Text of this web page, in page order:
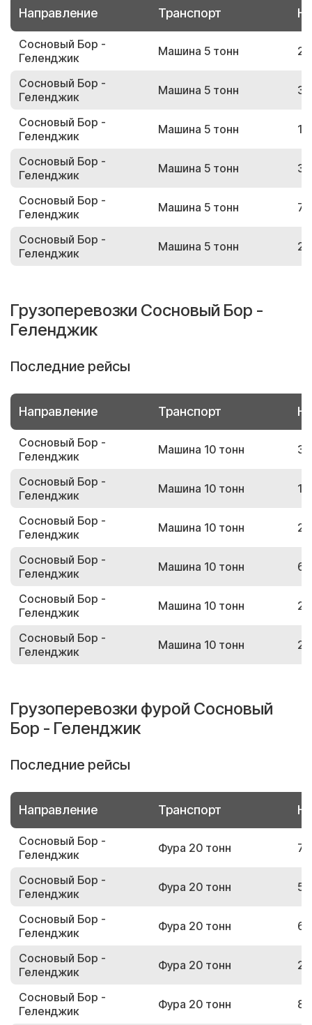
Направление Транспорт
Сосновый Бор -
Геленджик
Машина 5 тонн
Сосновый Бор -
Геленджик
Машина 5 тонн
Сосновый Бор -
Геленджик
Машина 5 тонн
Сосновый Бор -
Геленджик
Машина 5 тонн
Сосновый Бор -
Геленджик
Машина 5 тонн
Сосновый Бор -
Геленджик
Машина 5 тонн
Грузоперевозки Сосновый Бор -
Геленджик
Последние рейсы
Направление Транспорт
Сосновый Бор -
Геленджик
Машина 10 тонн
Сосновый Бор -
Геленджик
Машина 10 тонн
Сосновый Бор -
Геленджик
Машина 10 тонн
Сосновый Бор -
Геленджик
Машина 10 тонн
Сосновый Бор -
Геленджик
Машина 10 тонн
Сосновый Бор -
Геленджик
Машина 10 тонн
Грузоперевозки фурой Сосновый
Бор - Геленджик
Последние рейсы
Направление Транспорт
Сосновый Бор -
Геленджик
Фура 20 тонн
Сосновый Бор -
Геленджик
Фура 20 тонн
Сосновый Бор -
Геленджик
Фура 20 тонн
Сосновый Бор -
Геленджик
Фура 20 тонн
Сосновый Бор -
Геленджик
Фура 20 тонн